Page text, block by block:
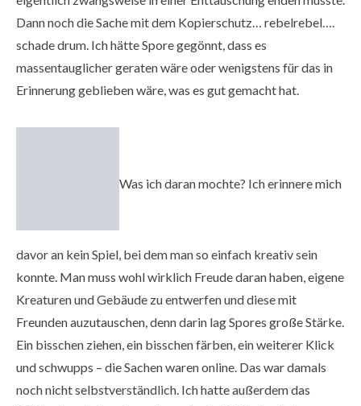
Dann noch die Sache mit dem Kopierschutz… rebelrebel….
schade drum. Ich hätte Spore gegönnt, dass es
massentauglicher geraten wäre oder wenigstens für das in
Erinnerung geblieben wäre, was es gut gemacht hat.
Was ich daran mochte? Ich erinnere mich
davor an kein Spiel, bei dem man so einfach kreativ sein
konnte. Man muss wohl wirklich Freude daran haben, eigene
Kreaturen und Gebäude zu entwerfen und diese mit
Freunden auzutauschen, denn darin lag Spores große Stärke.
Ein bisschen ziehen, ein bisschen färben, ein weiterer Klick
und schwupps – die Sachen waren online. Das war damals
noch nicht selbstverständlich. Ich hatte außerdem das